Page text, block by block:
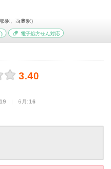
駅、西灘駅）
電子処方せん対応
3.40
19 | 6月:16